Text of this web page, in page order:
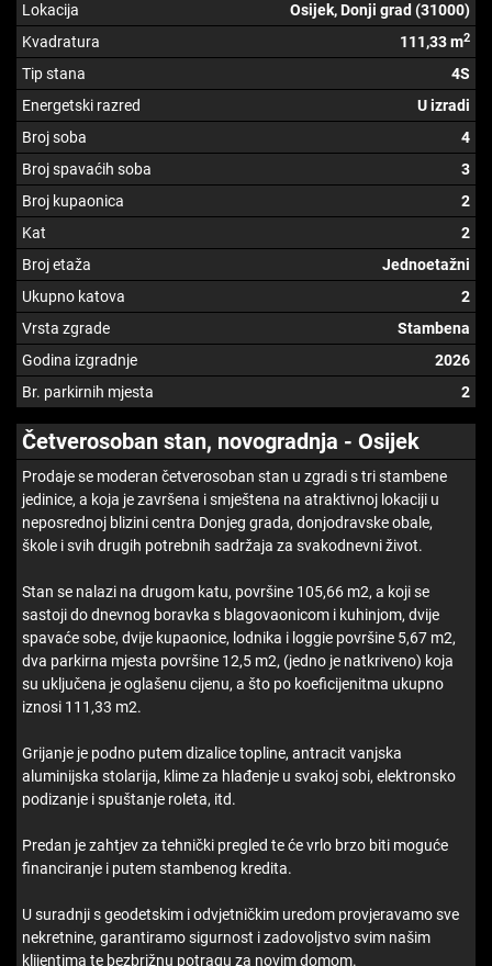
Lokacija
Osijek, Donji grad (31000)
Kvadratura
111,33 m2
Tip stana
4S
Energetski razred
U izradi
Broj soba
4
Broj spavaćih soba
3
Broj kupaonica
2
Kat
2
Broj etaža
Jednoetažni
Ukupno katova
2
Vrsta zgrade
Stambena
Godina izgradnje
2026
Br. parkirnih mjesta
2
Četverosoban stan, novogradnja - Osijek
Prodaje se moderan četverosoban stan u zgradi s tri stambene
jedinice, a koja je završena i smještena na atraktivnoj lokaciji u
neposrednoj blizini centra Donjeg grada, donjodravske obale,
škole i svih drugih potrebnih sadržaja za svakodnevni život.
Stan se nalazi na drugom katu, površine 105,66 m2, a koji se
sastoji do dnevnog boravka s blagovaonicom i kuhinjom, dvije
spavaće sobe, dvije kupaonice, lodnika i loggie površine 5,67 m2,
dva parkirna mjesta površine 12,5 m2, (jedno je natkriveno) koja
su uključena je oglašenu cijenu, a što po koeficijenitma ukupno
iznosi 111,33 m2.
Grijanje je podno putem dizalice topline, antracit vanjska
aluminijska stolarija, klime za hlađenje u svakoj sobi, elektronsko
podizanje i spuštanje roleta, itd.
Predan je zahtjev za tehnički pregled te će vrlo brzo biti moguće
financiranje i putem stambenog kredita.
U suradnji s geodetskim i odvjetničkim uredom provjeravamo sve
nekretnine, garantiramo sigurnost i zadovoljstvo svim našim
klijentima te bezbrižnu potragu za novim domom.